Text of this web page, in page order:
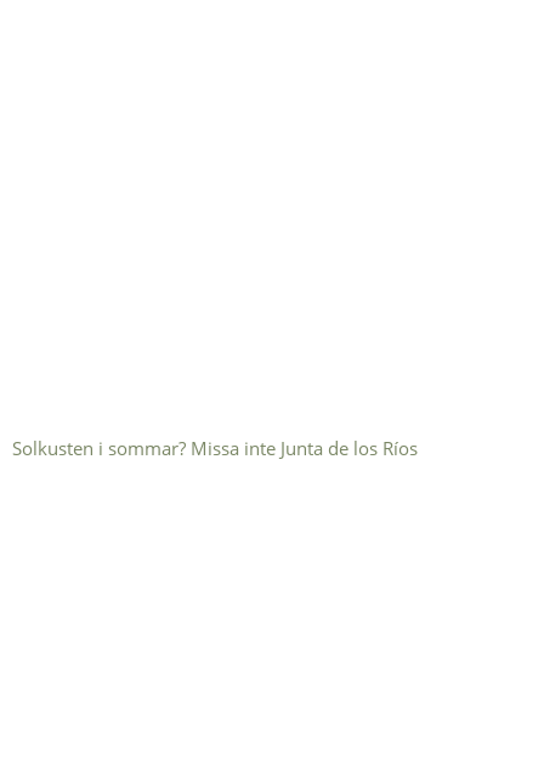
Solkusten i sommar? Missa inte Junta de los Ríos